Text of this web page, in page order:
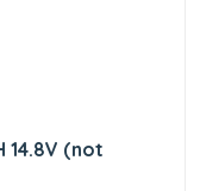
14.8V (not